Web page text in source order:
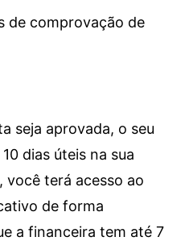
de comprovação de
seja aprovada, o seu
dias úteis na sua
você terá acesso ao
de forma
a financeira tem até 7